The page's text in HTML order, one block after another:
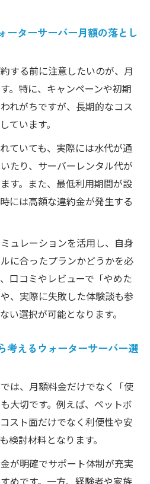
ーターサーバー月額の落とし
する前に注意したいのが、月
。特に、キャンペーンや初期
れがちですが、長期的なコス
ています。
ていても、実際には水代が通
たり、サーバーレンタル代が
す。また、最低利用期間が設
には高額な違約金が発生する
ュレーションを活用し、自身
に合ったプランかどうかを必
口コミやレビューで「やめた
、実際に失敗した体験談も参
い選択が可能となります。
考えるウォーターサーバー選
は、月額料金だけでなく「使
大切です。例えば、ペットボ
スト面だけでなく利便性や安
検討材料となります。
が明確でサポート体制が充実
めです。一方、経験者や家族